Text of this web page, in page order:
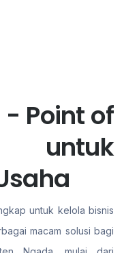
Point of
untuk
untuk kelola bisnis
macam solusi bagi